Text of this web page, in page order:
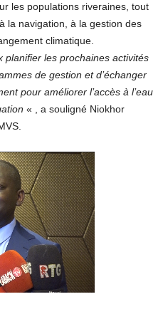
les populations riveraines, tout
la navigation, à la gestion des
climatique.
planifier les prochaines activités
de gestion et d’échanger
pour améliorer l’accès à l’eau
« , a souligné Niokhor